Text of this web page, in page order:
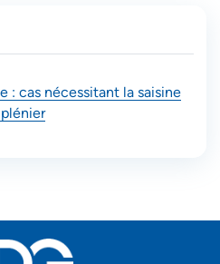
: cas nécessitant la saisine